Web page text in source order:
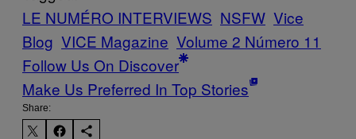
LE NUMÉRO INTERVIEWS NSFW Vice
Blog VICE Magazine Volume 2 Número 11
Follow Us On Discover
Make Us Preferred In Top Stories
Share: